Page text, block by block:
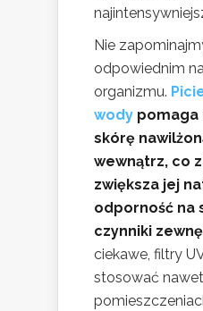
Nie
odpowiednim
organizmu.
wody pomaga
skórę
wewnątrz, co
zwiększa jej
odporność na
czynniki
ciekawe, filtry
stosować